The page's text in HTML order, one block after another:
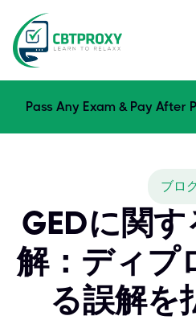
Pass Any Exam & Pay After
ブロ
GEDに関
解：ディプ
る誤解を